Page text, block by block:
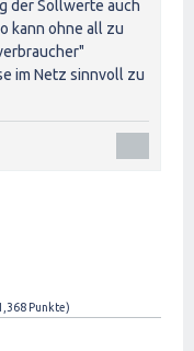
der Sollwerte auch
kann ohne all zu
im Netz sinnvoll zu
Punkte)